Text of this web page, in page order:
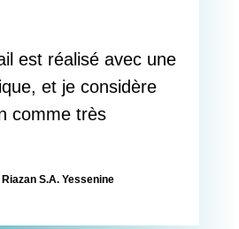
est réalisé avec une
et je considère
comme très
S.A. Yessenine